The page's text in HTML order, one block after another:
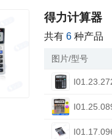
得力计算器
共有6 种产品
图片/型号